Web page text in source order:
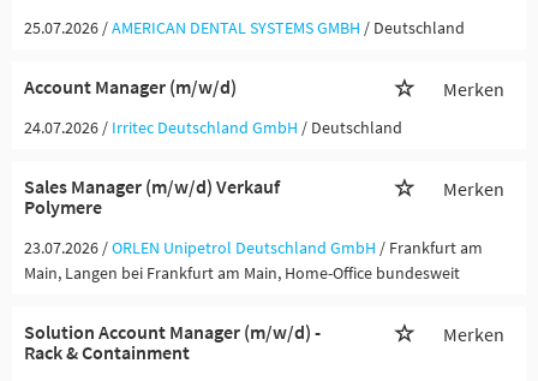
25.07.2026 /AMERICAN DENTAL SYSTEMS GMBH / Deutschland
Account Manager (m/w/d) Merken
24.07.2026 / Irritec Deutschland GmbH / Deutschland
Sales Manager (m/w/d) Verkauf
Polymere
Merken
23.07.2026 /ORLEN Unipetrol Deutschland GmbH / Frankfurt am
Main, Langen bei Frankfurt am Main, Home-Office bundesweit
Solution Account Manager (m/w/d) -
Rack & Containment
Merken